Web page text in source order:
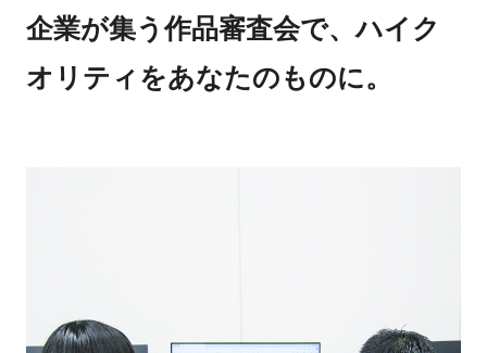
企業が集う作品審査会で、ハイク
オリティをあなたのものに。